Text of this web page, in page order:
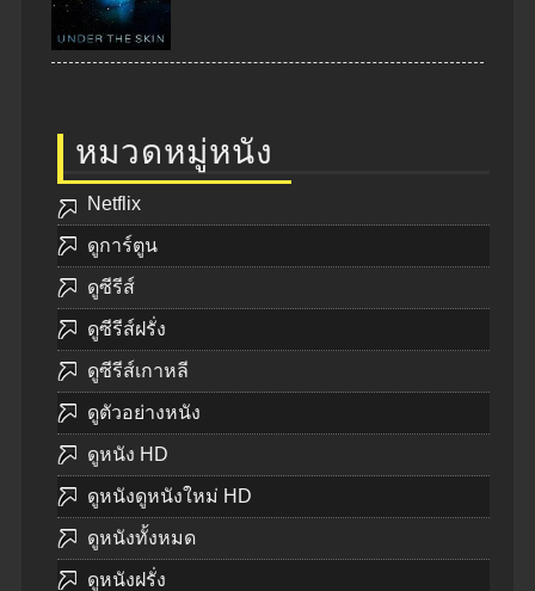
หมวดหมู่หนัง
Netflix
ดูการ์ตูน
ดูซีรีส์
ดูซีรีส์ฝรั่ง
ดูซีรีส์เกาหลี
ดูตัวอย่างหนัง
ดูหนัง HD
ดูหนังดูหนังใหม่ HD
ดูหนังทั้งหมด
ดูหนังฝรั่ง